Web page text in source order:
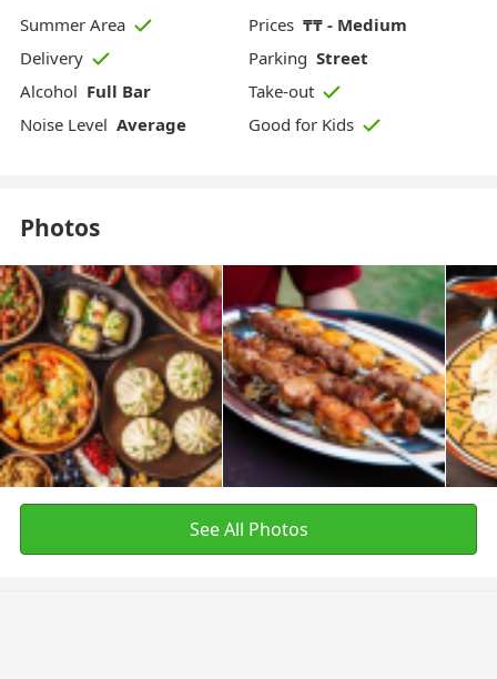
Summer Area Prices ₸₸ - Medium
Delivery
Parking Street
Alcohol Full Bar
Take-out
Noise Level Average Good for Kids
Photos
See All Photos